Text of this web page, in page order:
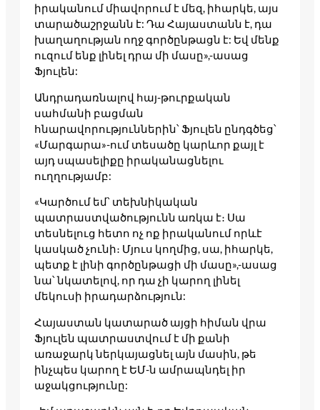
իրականում միավորում է մեզ, իհարկե, այս
տարածաշրջանն է: Դա Հայաստանն է, դա
խաղաղության ողջ գործընթացն է: Եվ մենք
ուզում ենք լինել դրա մի մասը»,-ասաց
Ֆյուլեն:
Անդրադառնալով հայ-թուրքական
սահմանի բացման
հնարավորություններին՝ Ֆյուլեն ընդգծեց՝
«Մարգարա»-ում տեսածը կարևոր քայլ է
այդ սպասելիքը իրականացնելու
ուղղությամբ:
«Կարծում եմ՝ տեխնիկական
պատրաստվածությունն առկա է։ Սա
տեսնելուց հետո ոչ ոք իրականում որևէ
կասկած չունի։ Մյուս կողմից, սա, իհարկե,
պետք է լինի գործընթացի մի մասը»,-ասաց
նա՝ նկատելով, որ դա չի կարող լինել
մեկուսի իրադարձություն:
Հայաստան կատարած այցի հիման վրա
Ֆյուլեն պատրաստվում է մի քանի
առաջարկ ներկայացնել այն մասին, թե
ինչպես կարող է ԵՄ-ն ամրապնդել իր
աջակցությունը: